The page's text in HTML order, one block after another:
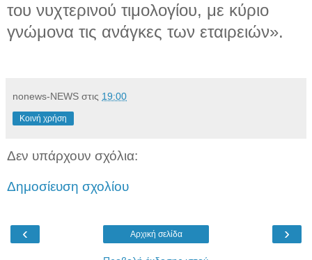
του νυχτερινού τιμολογίου, με κύριο
γνώμονα τις ανάγκες των εταιρειών».
nonews-NEWS στις 19:00
Κοινή χρήση
Δεν υπάρχουν σχόλια:
Δημοσίευση σχολίου
‹ ›
Αρχική σελίδα